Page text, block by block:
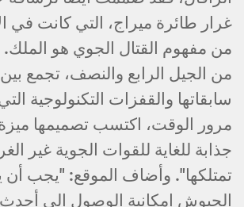
غرار طائرة ميراج، التي كانت في
من مفهوم القتال الجوي هو
من الجيل الرابع والنصف، تجمع بين
سابقاتها والقفزات التكنولوجية
مرور الوقت، اكتسب تصميمها
جذابة للغاية للقوات الجوية غير
تمتلكها". وأضاف الموقع: "يجب
الجيوش إمكانية الوصول إلى